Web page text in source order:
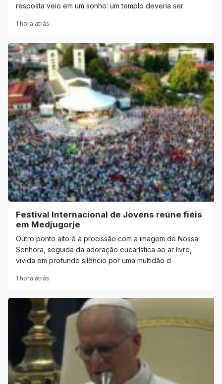
resposta veio em um sonho: um templo deveria ser
1 hora atrás
Festival Internacional de Jovens reúne fiéis
em Medjugorje
Outro ponto alto é a procissão com a imagem de Nossa
Senhora, seguida da adoração eucarística ao ar livre,
vivida em profundo silêncio por uma multidão d
1 hora atrás